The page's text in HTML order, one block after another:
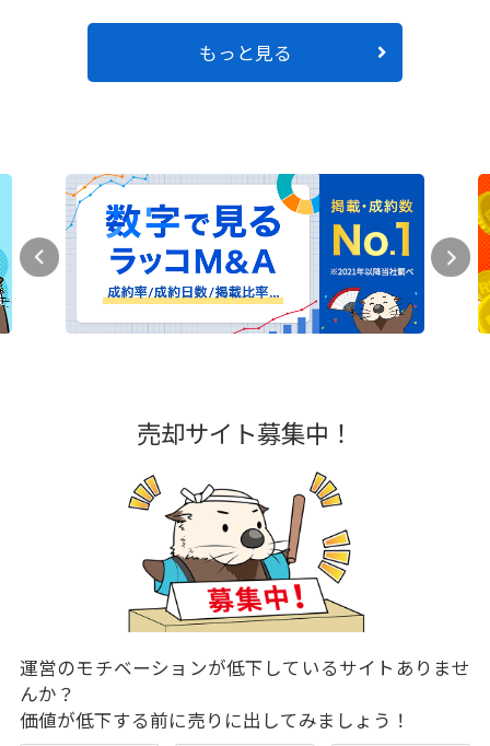
もっと見る
売却サイト募集中！
運営のモチベーションが低下しているサイトありませ
んか？
価値が低下する前に売りに出してみましょう！